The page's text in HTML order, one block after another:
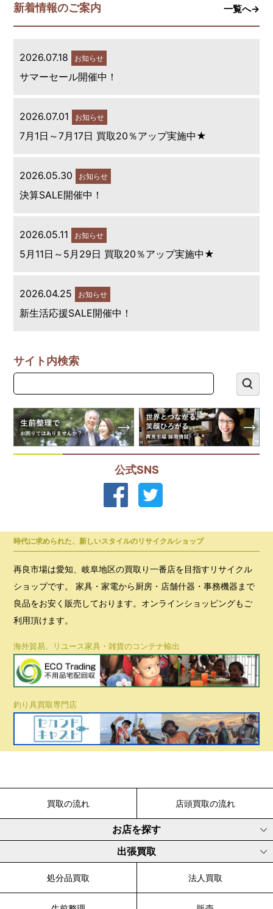
新着情報のご案内 一覧へ→
2026.07.18 お知らせ
サマーセール開催中！
2026.07.01 お知らせ
7月1日～7月17日 買取20％アップ実施中★
2026.05.30 お知らせ
決算SALE開催中！
2026.05.11 お知らせ
5月11日～5月29日 買取20％アップ実施中★
2026.04.25 お知らせ
新生活応援SALE開催中！
サイト内検索
公式SNS
時代に求められた、新しいスタイルのリサイクルショップ
再良市場は愛知、岐阜地区の買取り一番店を目指すリサイクル
ショップです。 家具・家電から厨房・店舗什器・事務機器まで
良品をお安く販売しております。オンラインショッピングもご
利用頂けます。
海外貿易、リユース家具・雑貨のコンテナ輸出
釣り具買取専門店
買取の流れ 店頭買取の流れ
お店を探す
出張買取
処分品買取 法人買取